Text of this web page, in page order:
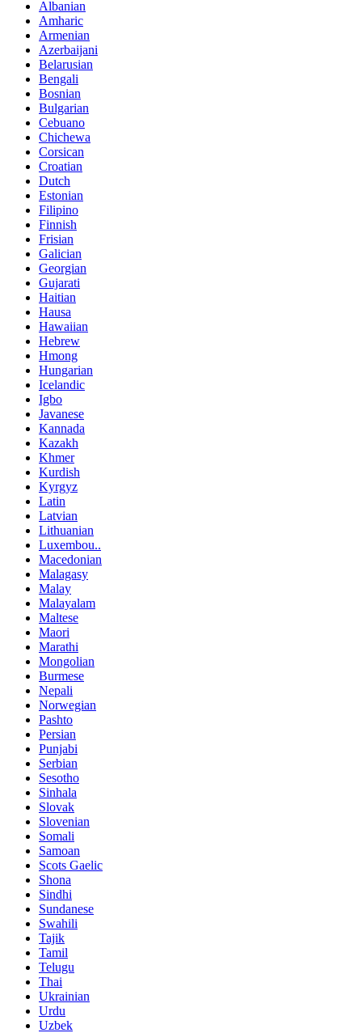
Albanian
Amharic
Armenian
Azerbaijani
Belarusian
Bengali
Bosnian
Bulgarian
Cebuano
Chichewa
Corsican
Croatian
Dutch
Estonian
Filipino
Finnish
Frisian
Galician
Georgian
Gujarati
Haitian
Hausa
Hawaiian
Hebrew
Hmong
Hungarian
Icelandic
Igbo
Javanese
Kannada
Kazakh
Khmer
Kurdish
Kyrgyz
Latin
Latvian
Lithuanian
Luxembou..
Macedonian
Malagasy
Malay
Malayalam
Maltese
Maori
Marathi
Mongolian
Burmese
Nepali
Norwegian
Pashto
Persian
Punjabi
Serbian
Sesotho
Sinhala
Slovak
Slovenian
Somali
Samoan
Scots Gaelic
Shona
Sindhi
Sundanese
Swahili
Tajik
Tamil
Telugu
Thai
Ukrainian
Urdu
Uzbek